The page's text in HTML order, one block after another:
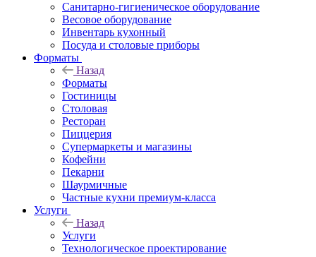
Санитарно-гигиеническое оборудование
Весовое оборудование
Инвентарь кухонный
Посуда и столовые приборы
Форматы
Назад
Форматы
Гостиницы
Столовая
Ресторан
Пиццерия
Супермаркеты и магазины
Кофейни
Пекарни
Шаурмичные
Частные кухни премиум-класса
Услуги
Назад
Услуги
Технологическое проектирование